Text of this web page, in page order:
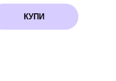
КУПИ